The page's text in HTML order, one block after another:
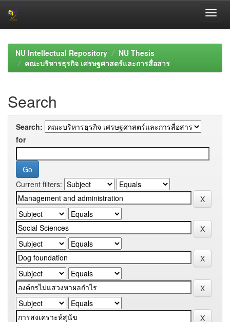
navigationNU Intellectual Repository
NU Thesis
คณะบริหารธุรกิจ เศรษฐศาสตร์และการสื่อสาร
Search
Search:
for
Current filters: